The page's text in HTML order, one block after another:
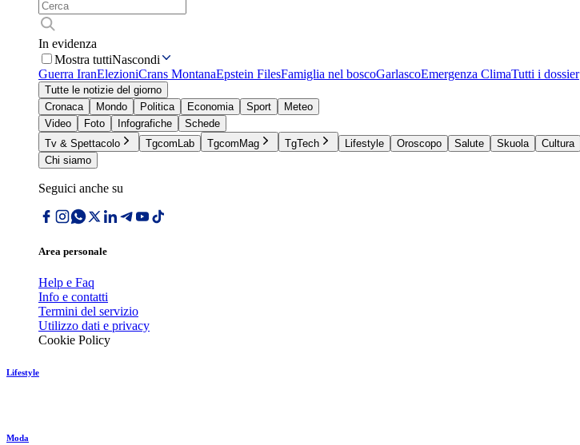
In evidenza
Mostra tuttiNascondi
Guerra IranElezioniCrans MontanaEpstein FilesFamiglia nel boscoGarlascoEmergenza ClimaTutti i dossier
Tutte le notizie del giorno
Cronaca
Mondo Politica Economia Sport
Meteo
Video
Foto Infografiche
Schede
Tv & Spettacolo
TgcomLab TgcomMag TgTech Lifestyle Oroscopo Salute Skuola Cultura
Chi siamo
Seguici anche su
Area personale
Help e Faq
Info e contatti
Termini del servizio
Utilizzo dati e privacy
Cookie Policy
Lifestyle
Moda